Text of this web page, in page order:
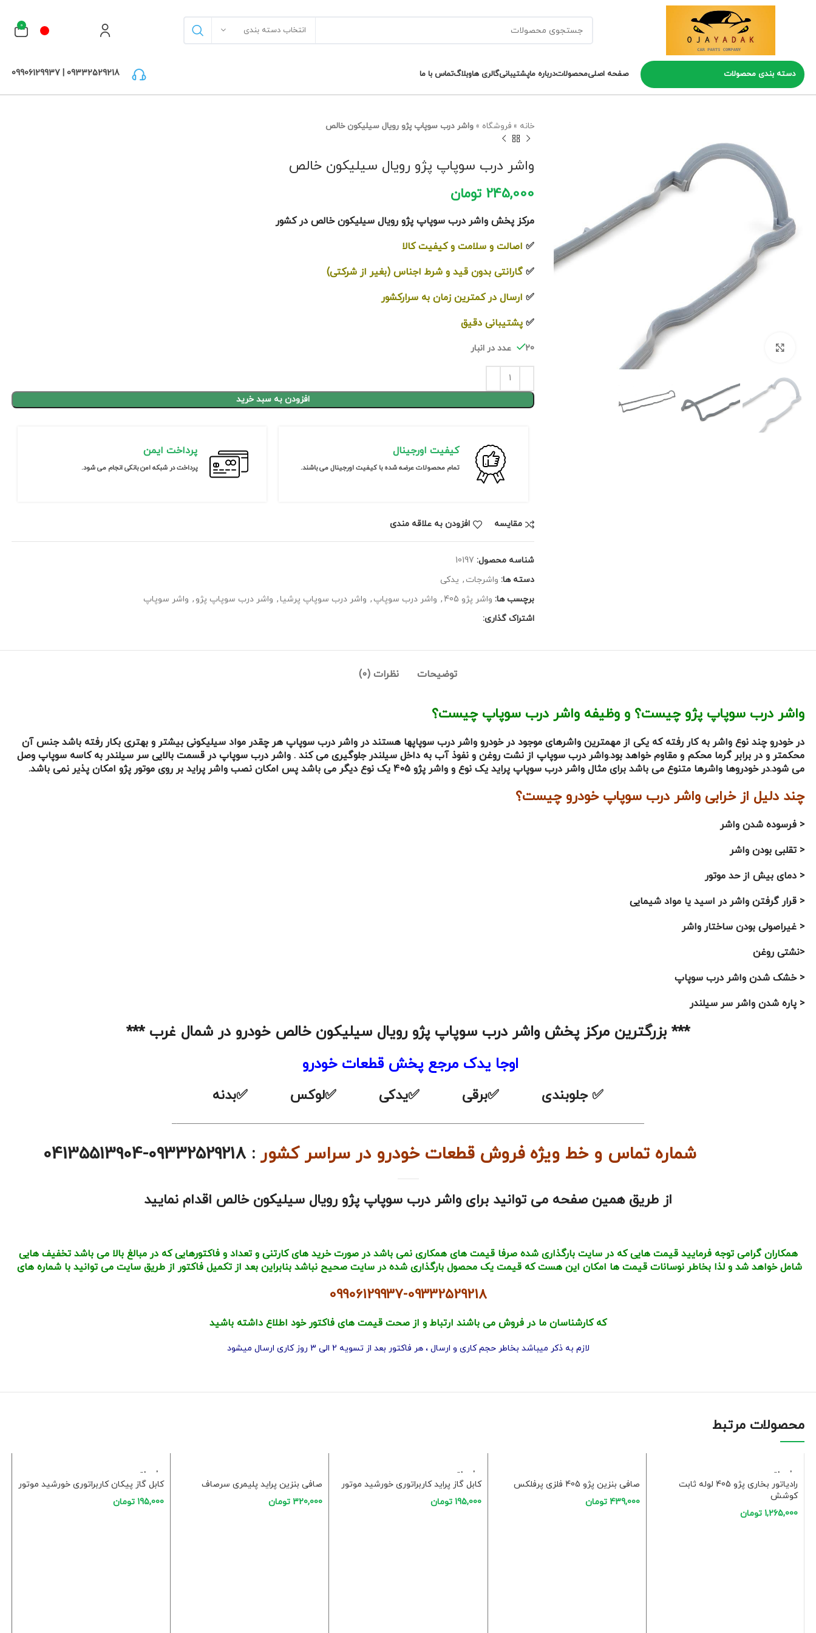
انتخاب دسته بندی 0
دسته بندی محصولات صفحه اصلیمحصولاتدرباره ماپشتیبانیگالری هاوبلاگتماس با ما 09332529218 | 09906129937
خانه »فروشگاه »واشر درب سوپاپ پژو رویال سیلیکون خالص
واشر درب سوپاپ پژو رویال سیلیکون خالص
245,000 تومان
مرکز پخش واشر درب سوپاپ پژو رویال سیلیکون خالص در کشور
✅ اصالت و سلامت و کیفیت کالا
✅گارانتی بدون قید و شرط اجناس (بغیر از شرکتی)
✅ ارسال در کمترین زمان به سرارکشور
✅ پشتیبانی دقیق
20 عدد در انبار
افزودن به سبد خرید
کیفیت اورجینال
تمام محصولات عرضه شده با کیفیت اورجینال می باشند.
پرداخت ایمن
پرداخت در شبکه امن بانکی انجام می شود.
مقايسه افزودن به علاقه مندی
شناسه محصول: 10197
دسته ها: واشرجات , یدکی
برچسب ها: واشر پژو 405 , واشر درب سوپاپ , واشر درب سوپاپ پرشیا, واشر درب سوپاپ پژو , واشر سوپاپ
اشتراک گذاری:
توضیحات نظرات (0)
واشر درب سوپاپ پژو چیست؟ و وظیفه واشر درب سوپاپ چیست؟
در خودرو چند نوع واشر به کار رفته که یکی از مهمترین واشرهای موجود در خودرو واشر درب سوپاپها هستند در واشر درب سوپاپ هر چقدر مواد سیلیکونی بیشتر و بهتری بکار رفته باشد جنس آن
محکمتر و در برابر گرما محکم و مقاوم خواهد بود.واشر درب سوپاپ از نشت روغن و نفوذ آب به داخل سیلندر جلوگیری می کند . واشر درب سوپاپ در قسمت بالایی سر سیلندر به کاسه سوپاپ وصل
می شود.در خودروها واشرها متنوع می باشد برای مثال واشر درب سوپاپ پراید یک نوع و واشر پژو 405 یک نوع دیگر می باشد پس امکان نصب واشر پراید بر روی موتور پژو امکان پذیر نمی باشد.
چند دلیل از خرابی واشر درب سوپاپ خودرو چیست؟
< فرسوده شدن واشر
< تقلبی بودن واشر
< دمای بیش از حد موتور
< قرار گرفتن واشر در اسید یا مواد شیمایی
< غیراصولی بودن ساختار واشر
<نشتی روغن
< خشک شدن واشر درب سوپاپ
< پاره شدن واشر سر سیلندر
*** بزرگترین مرکز پخش واشر درب سوپاپ پژو رویال سیلیکون خالص خودرو در شمال غرب ***
اوجا یدک مرجع پخش قطعات خودرو
✅جلوبندی ✅برقی ✅یدکی ✅لوکس ✅بدنه
———————————————————————————————————————————————————————–
شماره تماس و خط ویژه فروش قطعات خودرو در سراسر کشور : 09332529218-04135513904
از طریق همین صفحه می توانید برای واشر درب سوپاپ پژو رویال سیلیکون خالص اقدام نمایید
همکاران گرامی توجه فرمایید قیمت هایی که در سایت بارگذاری شده صرفا قیمت های همکاری نمی باشد در صورت خرید های کارتنی و تعداد و فاکتورهایی که در مبالغ بالا می باشد تخفیف هایی
شامل خواهد شد و لذا بخاطر نوسانات قیمت ها امکان این هست که قیمت یک محصول بارگذاری شده در سایت صحیح نباشد بنابراین بعد از تکمیل فاکتور از طریق سایت می توانید با شماره های
09906129937-09332529218
که کارشناسان ما در فروش می باشند ارتباط و از صحت قیمت های فاکتور خود اطلاع داشته باشید
لازم به ذکر میباشد بخاطر حجم کاری و ارسال ، هر فاکتور بعد از تسویه 2 الی 3 روز کاری ارسال میشود
محصولات مرتبط
فروخت
ه شده
رادیاتور بخاری پژو 405 لوله ثابت
کوشش
1,265,000 تومان
صافی بنزین پژو 405 فلزی پرفلکس
439,000 تومان
فروخت
ه شده
کابل گاز پراید کاربراتوری خورشید موتور
195,000 تومان
صافی بنزین پراید پلیمری سرصاف
320,000 تومان
فروخت
ه شده
کابل گاز پیکان کاربراتوری خورشید موتور
195,000 تومان